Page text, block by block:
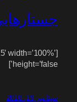
width=’100%’
height=’false’]
سپتامبر 19, 2018